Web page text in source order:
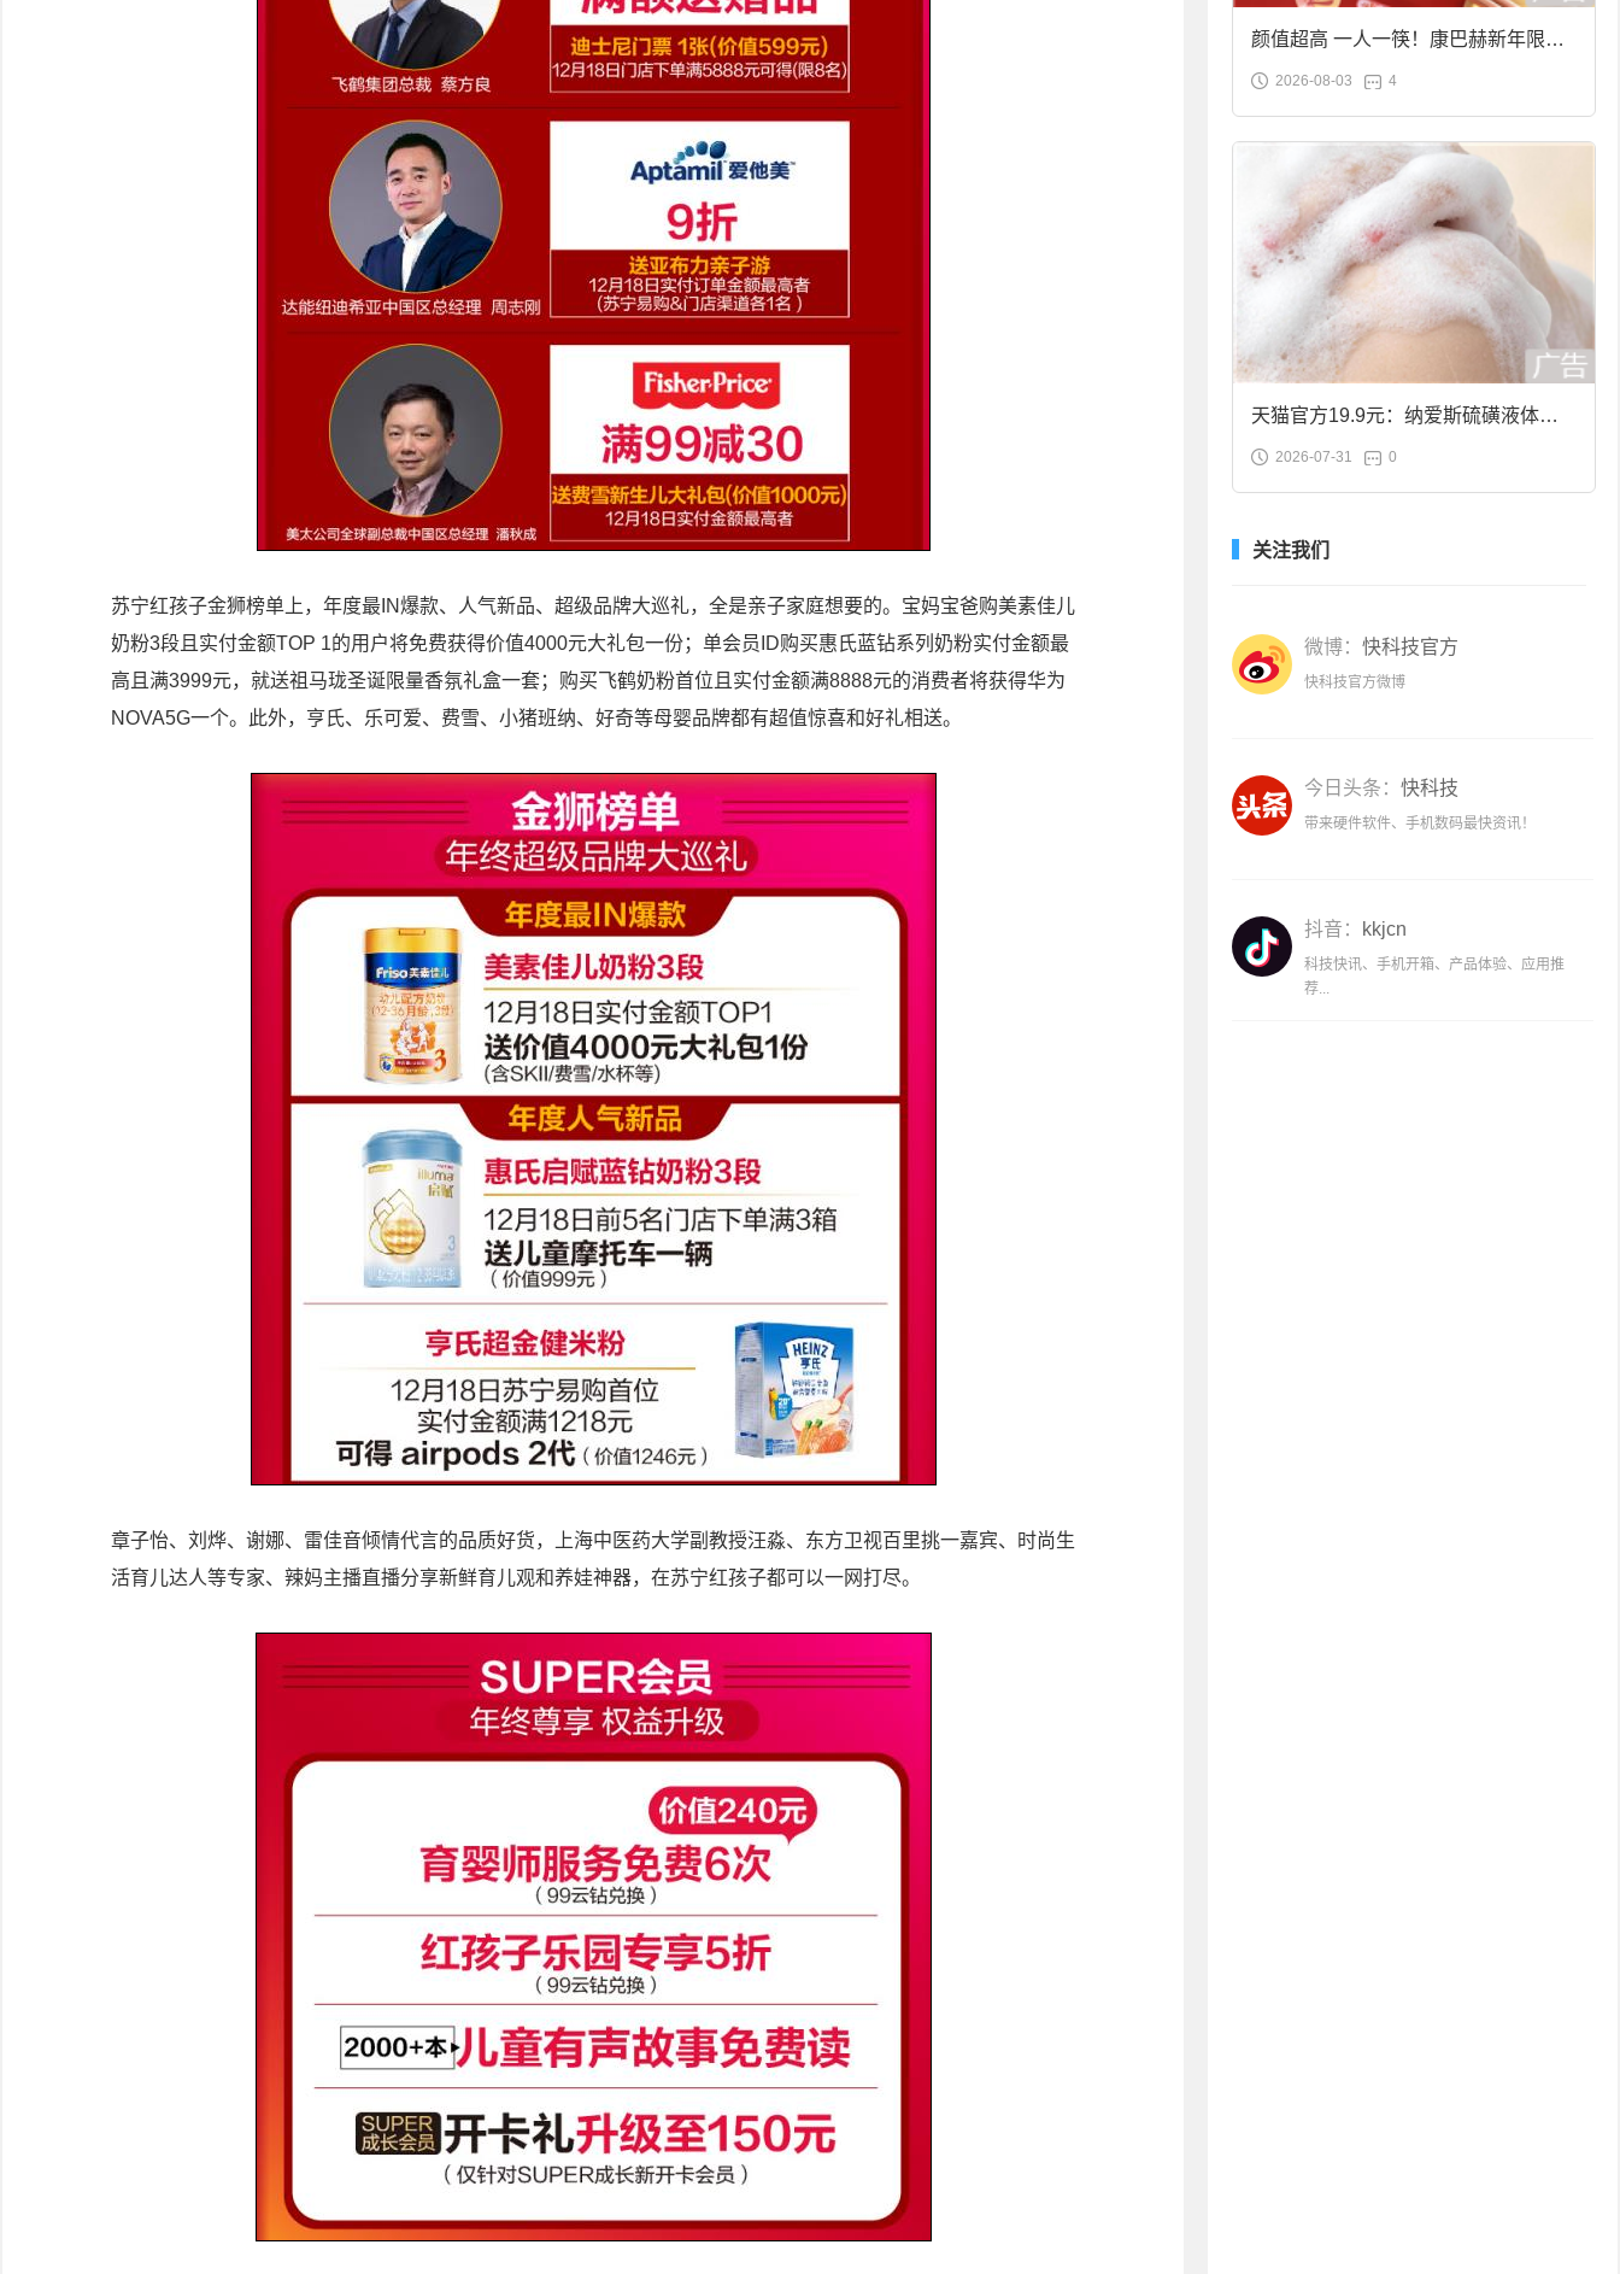
苏宁红孩子金狮榜单上，年度最IN爆款、人气新品、超级品牌大巡礼，全是亲子家庭想要的。宝妈宝爸购美素佳儿
奶粉3段且实付金额TOP 1的用户将免费获得价值4000元大礼包一份；单会员ID购买惠氏蓝钻系列奶粉实付金额最
高且满3999元，就送祖马珑圣诞限量香氛礼盒一套；购买飞鹤奶粉首位且实付金额满8888元的消费者将获得华为
NOVA5G一个。此外，亨氏、乐可爱、费雪、小猪班纳、好奇等母婴品牌都有超值惊喜和好礼相送。
章子怡、刘烨、谢娜、雷佳音倾情代言的品质好货，上海中医药大学副教授汪淼、东方卫视百里挑一嘉宾、时尚生
活育儿达人等专家、辣妈主播直播分享新鲜育儿观和养娃神器，在苏宁红孩子都可以一网打尽。
颜值超高 一人一筷！康巴赫新年限定
合金筷子大促：19.9元
2026-08-03 4
天猫官方19.9元：纳爱斯硫磺液体香
皂2斤大促
2026-07-31 0
关注我们
微博： 快科技官方
快科技官方微博
今日头条： 快科技
带来硬件软件、手机数码最快资讯！
抖音： kkjcn
科技快讯、手机开箱、产品体验、应用推
荐...